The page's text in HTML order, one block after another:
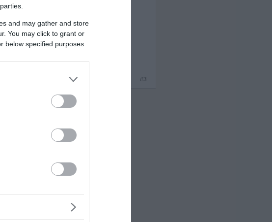
and may gather and store
You may click to grant or
below specified purposes
#3